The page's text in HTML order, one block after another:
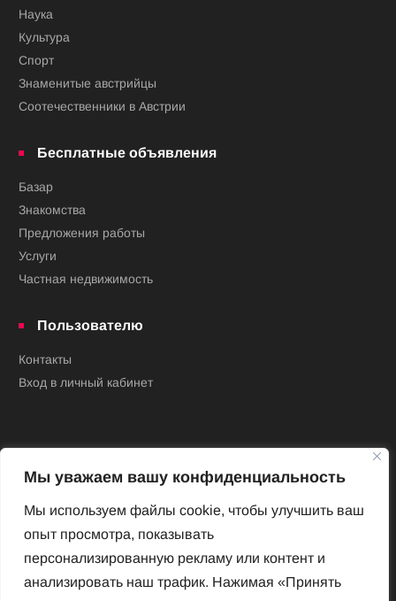
Мы уважаем вашу конфиденциальность
Мы используем файлы cookie, чтобы улучшить ваш
опыт просмотра, показывать
персонализированную рекламу или контент и
анализировать наш трафик. Нажимая «Принять
Наука
Культура
Спорт
Знаменитые австрийцы
Соотечественники в Австрии
Бесплатные объявления
Базар
Знакомства
Предложения работы
Услуги
Частная недвижимость
Пользователю
Контакты
Вход в личный кабинет
Новый Венский журнал
Архив номеров